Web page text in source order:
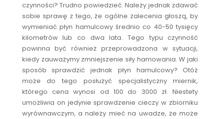
czynności? Trudno powiedzieć. Należy jednak zdawać
sobie sprawę z tego, że ogólne zalecenia głoszą, by
wymieniać płyn hamulcowy średnio co 40-50 tysięcy
kilometrów lub co dwa lata. Tego typu czynność
powinna być również przeprowadzona w sytuacji,
kiedy zauważymy zmniejszenie siły hamowania. W jaki
sposób sprawdzić jednak płyn hamulcowy? Otóż
może do tego posłużyć specjalistyczny miernik,
którego cena wynosi od 100 do 3000 zł. Niestety
umożliwia on jedynie sprawdzenie cieczy w zbiorniku
wyrównawczym, a należy mieć na uwadze, że może